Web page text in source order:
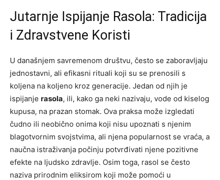
Jutarnje Ispijanje Rasola: Tradicija
i Zdravstvene Koristi
U današnjem savremenom društvu, često se zaboravljaju
jednostavni, ali efikasni rituali koji su se prenosili s
koljena na koljeno kroz generacije. Jedan od njih je
ispijanje rasola, ili, kako ga neki nazivaju, vode od kiselog
kupusa, na prazan stomak. Ova praksa može izgledati
čudno ili neobično onima koji nisu upoznati s njenim
blagotvornim svojstvima, ali njena popularnost se vraća, a
naučna istraživanja počinju potvrđivati njene pozitivne
efekte na ljudsko zdravlje. Osim toga, rasol se često
naziva prirodnim eliksirom koji može pomoći u